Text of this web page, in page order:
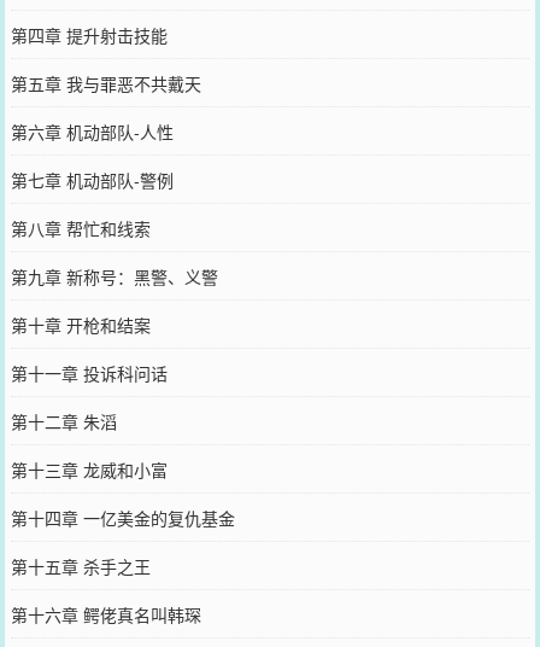
第四章 提升射击技能
第五章 我与罪恶不共戴天
第六章 机动部队-人性
第七章 机动部队-警例
第八章 帮忙和线索
第九章 新称号：黑警、义警
第十章 开枪和结案
第十一章 投诉科问话
第十二章 朱滔
第十三章 龙威和小富
第十四章 一亿美金的复仇基金
第十五章 杀手之王
第十六章 鳄佬真名叫韩琛